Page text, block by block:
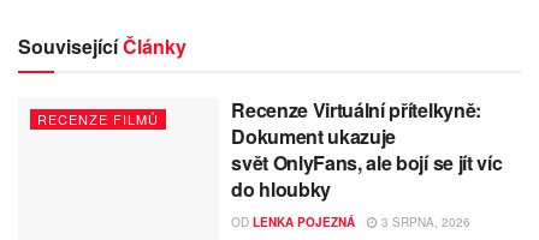
SouvisejícíČlánky
RECENZE FILMŮ
Recenze Virtuální přítelkyně:
Dokument ukazuje
svět OnlyFans, ale bojí se jít víc
do hloubky
OD LENKA POJEZNÁ 3 SRPNA, 2026